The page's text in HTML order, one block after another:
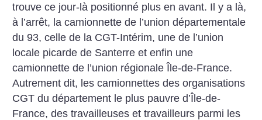
trouve ce jour-là positionné plus en avant. Il y a là,
à l’arrêt, la camionnette de l’union départementale
du 93, celle de la CGT-Intérim, une de l’union
locale picarde de Santerre et enfin une
camionnette de l’union régionale Île-de-France.
Autrement dit, les camionnettes des organisations
CGT du département le plus pauvre d’Île-de-
France, des travailleuses et travailleurs parmi les